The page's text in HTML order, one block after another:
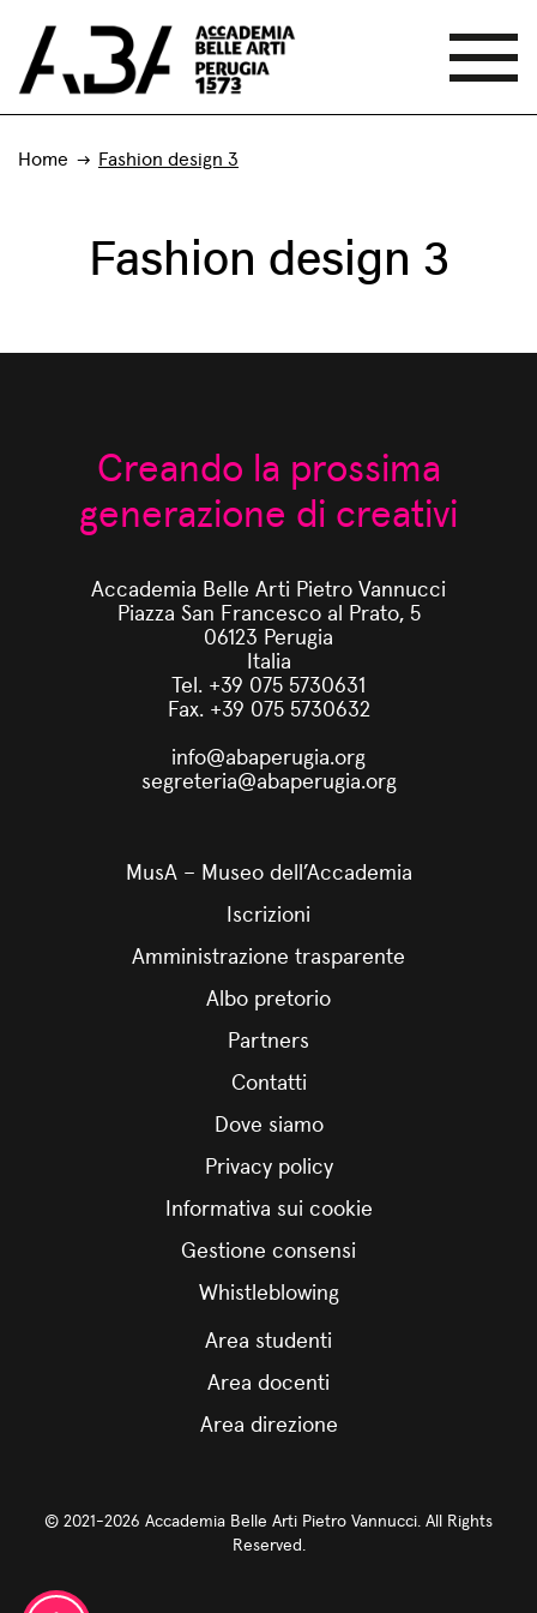
Home Fashion design 3
Fashion design 3
Creando la prossima
generazione di creativi
Accademia Belle Arti Pietro Vannucci
Piazza San Francesco al Prato, 5
06123 Perugia
Italia
Tel. +39 075 5730631
Fax. +39 075 5730632
info@abaperugia.org
segreteria@abaperugia.org
MusA – Museo dell’Accademia
Iscrizioni
Amministrazione trasparente
Albo pretorio
Partners
Contatti
Dove siamo
Privacy policy
Informativa sui cookie
Gestione consensi
Whistleblowing
Area studenti
Area docenti
Area direzione
© 2021-2026 Accademia Belle Arti Pietro Vannucci. All Rights
Reserved.